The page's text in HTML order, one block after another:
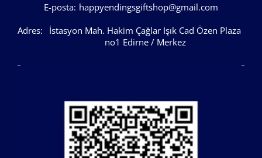
E-posta: happyendingsgiftshop@gmail.com
Adres:
İstasyon Mah. Hakim Çağlar Işık Cad Özen Plaza
no1 Edirne / Merkez